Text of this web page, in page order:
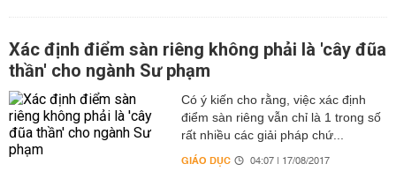
Xác định điểm sàn riêng không phải là 'cây đũa
thần' cho ngành Sư phạm
Có ý kiến cho rằng, việc xác định
điểm sàn riêng vẫn chỉ là 1 trong số
rất nhiều các giải pháp chứ...
GIÁO DỤC 04:07 | 17/08/2017